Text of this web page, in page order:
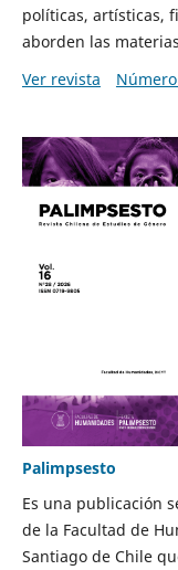
políticas, artísticas,
aborden las
Ver revista
Palimpsesto
Es una publicación
de la Facultad de
Santiago de Chile